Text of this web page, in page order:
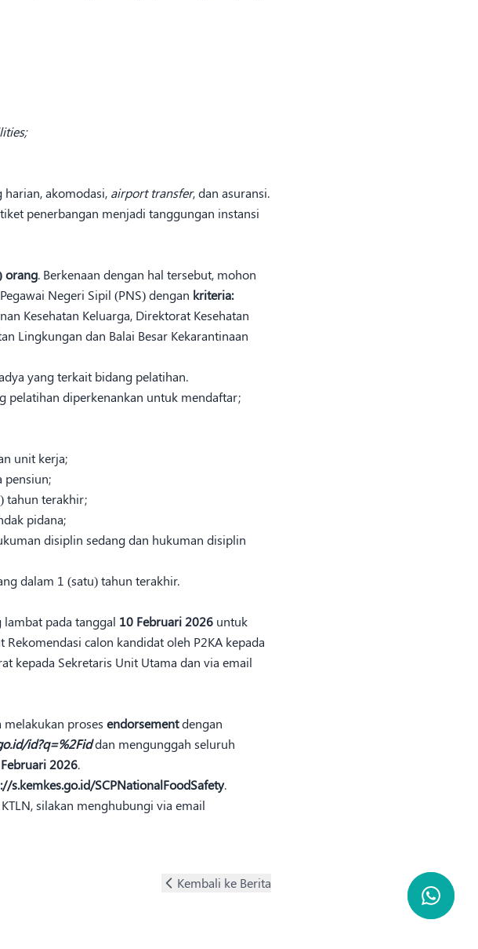
harian, akomodasi, airport transfer, dan asuransi.
penerbangan menjadi tanggungan instansi
orang. Berkenaan dengan hal tersebut, mohon
Negeri Sipil (PNS) dengan kriteria:
Kesehatan Keluarga, Direktorat Kesehatan
Lingkungan dan Balai Besar Kekarantinaan
yang terkait bidang pelatihan.
pelatihan diperkenankan untuk mendaftar;
unit kerja;
pensiun;
tahun terakhir;
pidana;
disiplin sedang dan hukuman disiplin
dalam 1 (satu) tahun terakhir.
pada tanggal 10 Februari 2026 untuk
calon kandidat oleh P2KA kepada
kepada Sekretaris Unit Utama dan via email
proses endorsementdengan
id?q=%2Fiddan mengunggah seluruh
2026.
s.kemkes.go.id/SCPNationalFoodSafety.
silakan menghubungi via email
Kembali ke Berita